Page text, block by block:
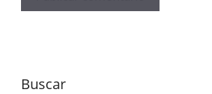
Buscar